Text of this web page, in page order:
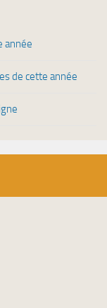
année
de cette année